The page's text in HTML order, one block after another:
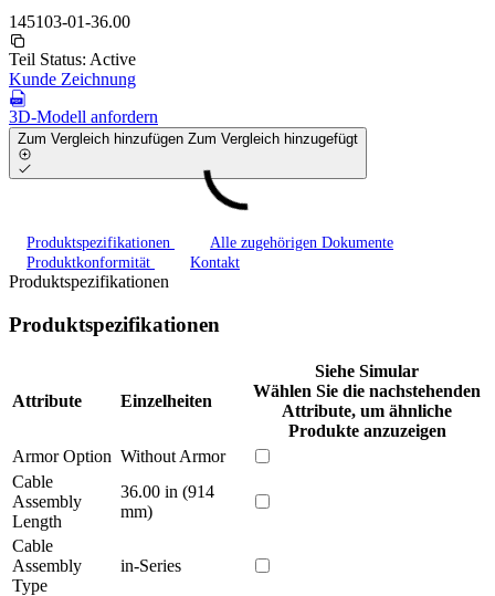
145103-01-36.00
Teil Status: Active
Kunde Zeichnung
3D-Modell anfordern
Zum Vergleich hinzufügen Zum Vergleich hinzugefügt
Produktspezifikationen
Alle zugehörigen Dokumente
Produktkonformität
Kontakt
Produktspezifikationen
Produktspezifikationen
Attribute Einzelheiten
Siehe Simular
Wählen Sie die nachstehenden
Attribute, um ähnliche
Produkte anzuzeigen
Armor Option Without Armor
Cable
Assembly
Length
36.00 in (914
mm)
Cable
Assembly
Type
in-Series